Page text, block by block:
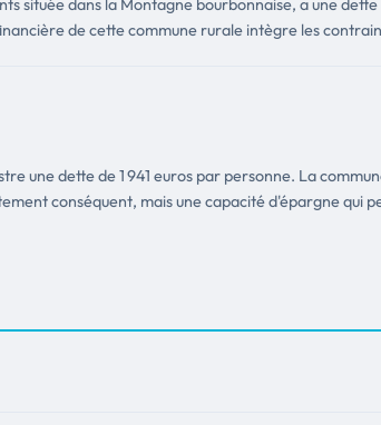
située dans la Montagne bourbonnaise, a une
de cette commune rurale intègre les
une dette de 1 941 euros par personne. La
conséquent, mais une capacité d'épargne qui